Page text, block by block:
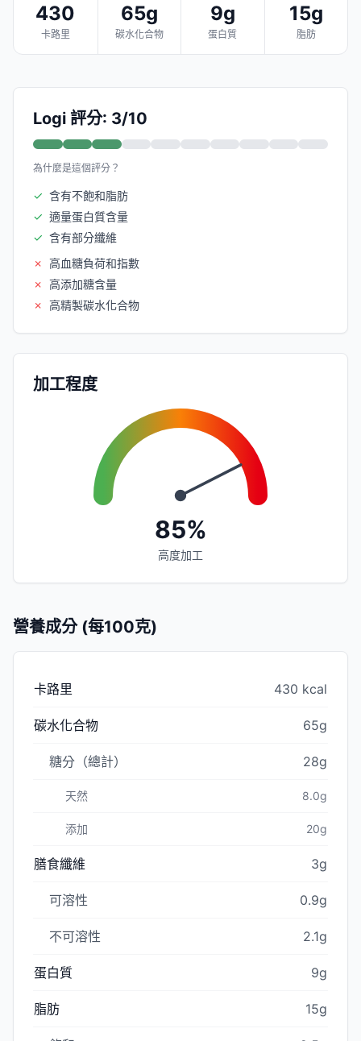
430
卡路里
65g
碳水化合物
9g
蛋白質
15g
脂肪
Logi 評分: 3/10
為什麼是這個評分？
✓ 含有不飽和脂肪
✓ 適量蛋白質含量
✓ 含有部分纖維
✗ 高血糖負荷和指數
✗ 高添加糖含量
✗ 高精製碳水化合物
加工程度
85%
高度加工
營養成分 (每100克)
卡路里 430 kcal
碳水化合物 65g
糖分（總計） 28g
天然 8.0g
添加 20g
膳食纖維 3g
可溶性 0.9g
不可溶性 2.1g
蛋白質 9g
脂肪 15g